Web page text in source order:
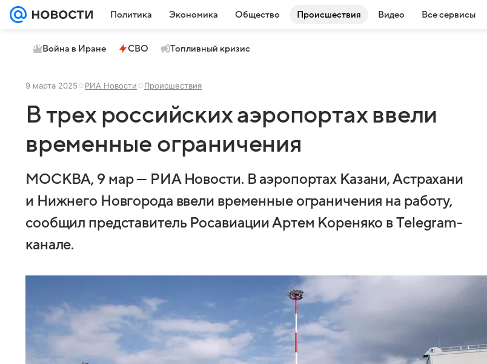
Политика Экономика Общество Происшествия Видео Все сервисы
Война в Иране СВО Топливный кризис
9 марта 2025 РИА Новости Происшествия
В трех российских аэропортах ввели
временные ограничения
МОСКВА, 9 мар — РИА Новости. В аэропортах Казани, Астрахани
и Нижнего Новгорода ввели временные ограничения на работу,
сообщил представитель Росавиации Артем Кореняко в Telegram-
канале.